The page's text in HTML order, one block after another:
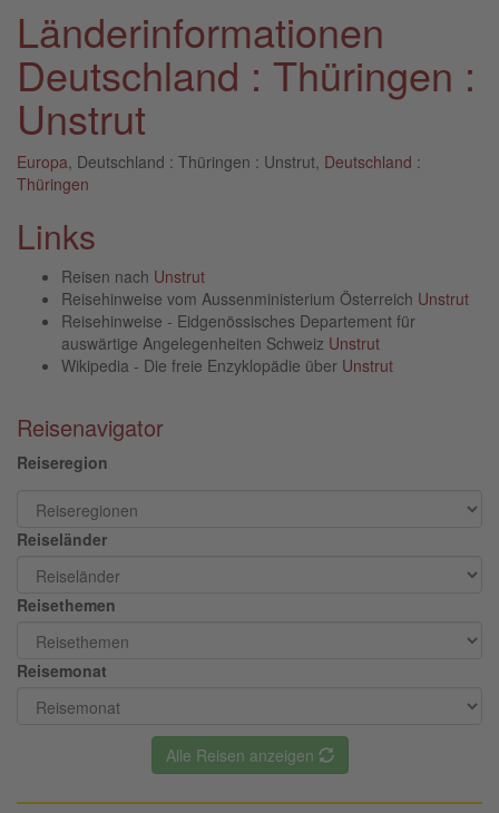
Länderinformationen
Deutschland : Thüringen :
Unstrut
Europa , Deutschland : Thüringen : Unstrut, Deutschland :
Thüringen
Links
Reisen nach Unstrut
Reisehinweise vom Aussenministerium Österreich Unstrut
Reisehinweise - Eidgenössisches Departement für
auswärtige Angelegenheiten Schweiz Unstrut
Wikipedia - Die freie Enzyklopädie über Unstrut
Reisenavigator
Reiseregion
Reiseländer
Reisethemen
Reisemonat
Alle Reisen anzeigen